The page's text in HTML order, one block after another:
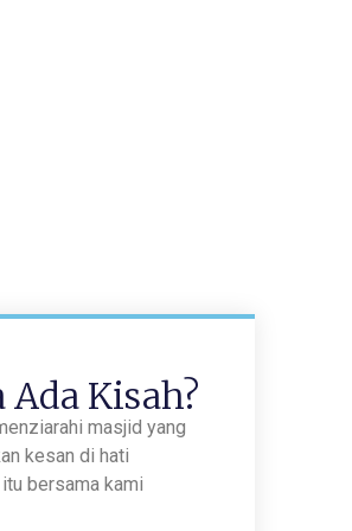
Ada Kisah?
masjid yang
kesan di hati
bersama kami